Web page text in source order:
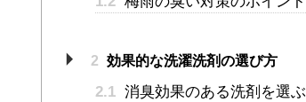
2 効果的な洗濯洗剤の選び方
2.1 消臭効果のある洗剤を選ぶ